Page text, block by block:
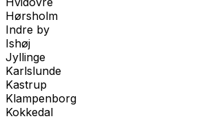
Hørsholm
Indre by
Ishøj
Jyllinge
Karlslunde
Kastrup
Klampenborg
Kokkedal